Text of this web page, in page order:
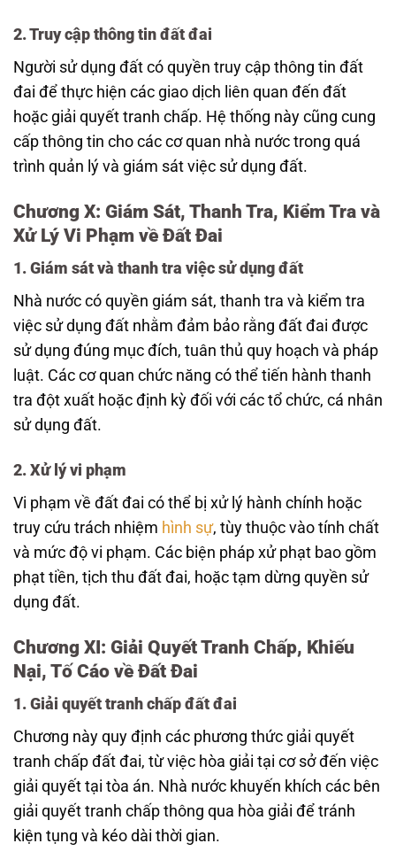
2. Truy cập thông tin đất đai
Người sử dụng đất có quyền truy cập thông tin đất
đai để thực hiện các giao dịch liên quan đến đất
hoặc giải quyết tranh chấp. Hệ thống này cũng cung
cấp thông tin cho các cơ quan nhà nước trong quá
trình quản lý và giám sát việc sử dụng đất.
Chương X: Giám Sát, Thanh Tra, Kiểm Tra và
Xử Lý Vi Phạm về Đất Đai
1. Giám sát và thanh tra việc sử dụng đất
Nhà nước có quyền giám sát, thanh tra và kiểm tra
việc sử dụng đất nhằm đảm bảo rằng đất đai được
sử dụng đúng mục đích, tuân thủ quy hoạch và pháp
luật. Các cơ quan chức năng có thể tiến hành thanh
tra đột xuất hoặc định kỳ đối với các tổ chức, cá nhân
sử dụng đất.
2. Xử lý vi phạm
Vi phạm về đất đai có thể bị xử lý hành chính hoặc
truy cứu trách nhiệm hình sự, tùy thuộc vào tính chất
và mức độ vi phạm. Các biện pháp xử phạt bao gồm
phạt tiền, tịch thu đất đai, hoặc tạm dừng quyền sử
dụng đất.
Chương XI: Giải Quyết Tranh Chấp, Khiếu
Nại, Tố Cáo về Đất Đai
1. Giải quyết tranh chấp đất đai
Chương này quy định các phương thức giải quyết
tranh chấp đất đai, từ việc hòa giải tại cơ sở đến việc
giải quyết tại tòa án. Nhà nước khuyến khích các bên
giải quyết tranh chấp thông qua hòa giải để tránh
kiện tụng và kéo dài thời gian.